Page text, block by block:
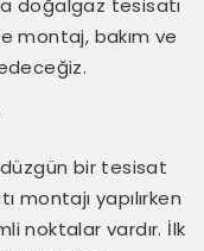
doğalgaz tesisatı
montaj, bakım ve
düzgün bir tesisat
montajı yapılırken
noktalar vardır. İlk